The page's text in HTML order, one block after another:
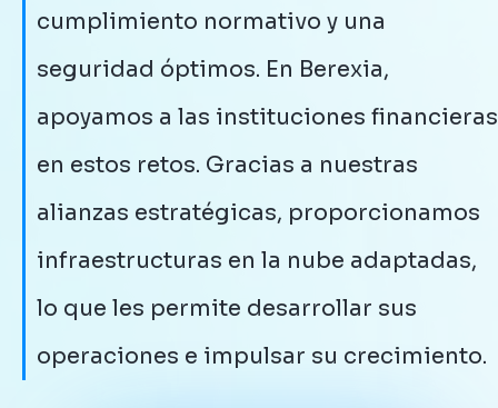
cumplimiento normativo y una
seguridad óptimos. En Berexia,
apoyamos a las instituciones financieras
en estos retos. Gracias a nuestras
alianzas estratégicas, proporcionamos
infraestructuras en la nube adaptadas,
lo que les permite desarrollar sus
operaciones e impulsar su crecimiento.